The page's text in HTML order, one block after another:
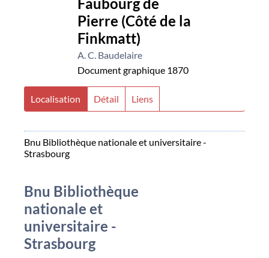
Pierre (Côté de la
Finkmatt)
A. C. Baudelaire
Document graphique 1870
Localisation Détail Liens
Bnu Bibliothèque nationale et universitaire -
Strasbourg
Bnu Bibliothèque
nationale et
universitaire -
Strasbourg